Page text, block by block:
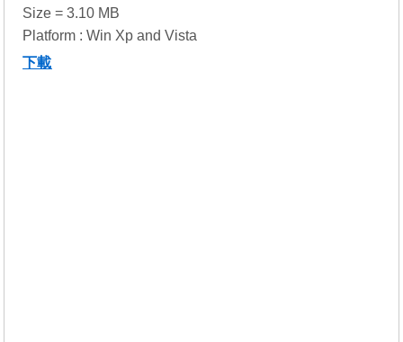
Size = 3.10 MB
Platform : Win Xp and Vista
下載